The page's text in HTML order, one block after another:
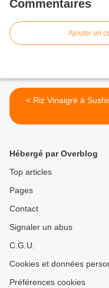
Commentaires
Ajouter un
< Riz Vinaigré à
Hébergé par Overblog
Top articles
Pages
Contact
Signaler un abus
C.G.U.
Cookies et données
Préférences cookies